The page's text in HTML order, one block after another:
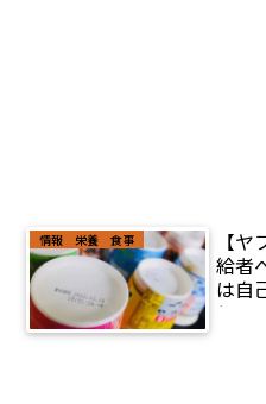
情報 栄養 食事
【
給者
は自
とフ